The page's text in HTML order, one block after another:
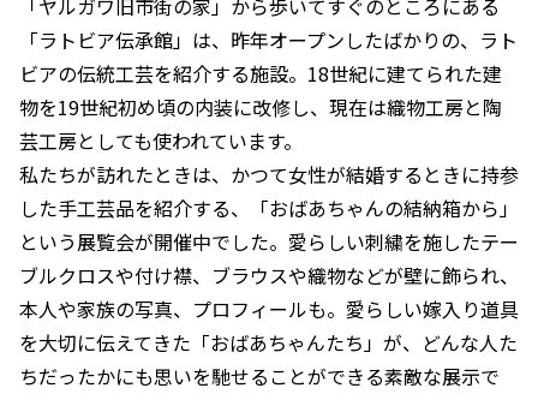
「ヤルガワ旧市街の家」から歩いてすぐのところにある
「ラトビア伝承館」は、昨年オープンしたばかりの、ラト
ビアの伝統工芸を紹介する施設。18世紀に建てられた建
物を19世紀初め頃の内装に改修し、現在は織物工房と陶
芸工房としても使われています。
私たちが訪れたときは、かつて女性が結婚するときに持参
した手工芸品を紹介する、「おばあちゃんの結納箱から」
という展覧会が開催中でした。愛らしい刺繍を施したテー
ブルクロスや付け襟、ブラウスや織物などが壁に飾られ、
本人や家族の写真、プロフィールも。愛らしい嫁入り道具
を大切に伝えてきた「おばあちゃんたち」が、どんな人た
ちだったかにも思いを馳せることができる素敵な展示で